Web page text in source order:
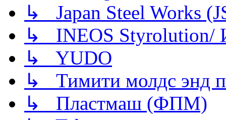
↳ Japan Steel Works
↳ INEOS
↳ YUDO
↳ Тимити молдс энд
↳ Пластмаш (ФПМ)